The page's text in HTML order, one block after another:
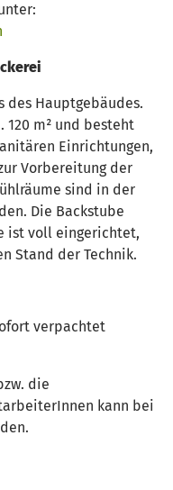
des Hauptgebäudes.
120 m² und besteht
Einrichtungen,
Vorbereitung der
sind in der
Die Backstube
ist voll eingerichtet,
Stand der Technik.
verpachtet
die
kann bei